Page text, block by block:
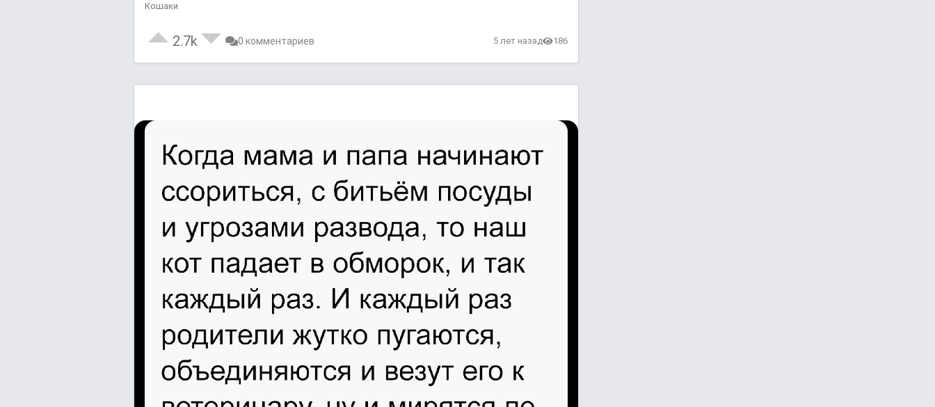
Кошаки
2.7k 0 комментариев 5 лет назад 186